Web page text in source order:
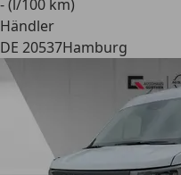
- (l/100 km)
Händler
DE 20537Hamburg